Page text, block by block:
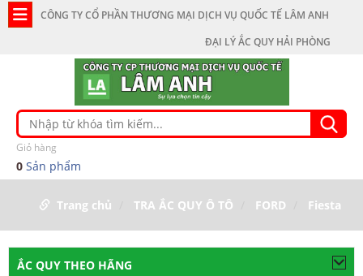
CÔNG TY CỔ PHẦN THƯƠNG MẠI DỊCH VỤ QUỐC TẾ LÂM ANH
ĐẠI LÝ ẮC QUY HẢI PHÒNG
Giỏ hàng
0 Sản phẩm
Trang chủ TRA ẮC QUY Ô TÔ FORD Fiesta
ẮC QUY THEO HÃNG